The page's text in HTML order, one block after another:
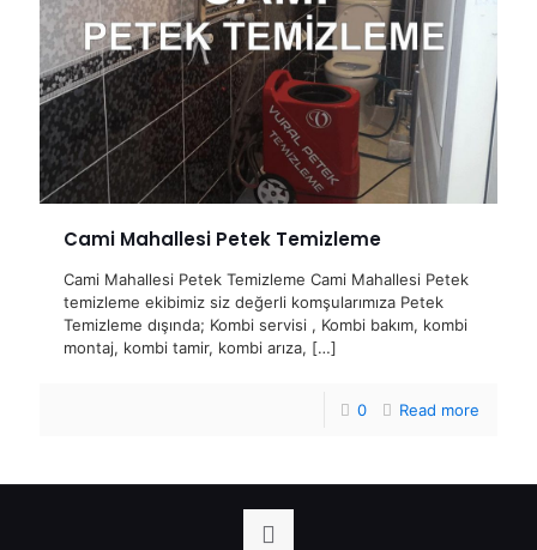
Cami Mahallesi Petek Temizleme
Cami Mahallesi Petek Temizleme Cami Mahallesi Petek
temizleme ekibimiz siz değerli komşularımıza Petek
Temizleme dışında; Kombi servisi , Kombi bakım, kombi
montaj, kombi tamir, kombi arıza, […]
0 Read more